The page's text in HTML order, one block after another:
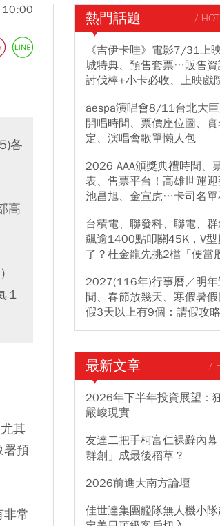
各
高
其
署預
非常
熱門話題 /
《吉伊卡哇》電影7/31上
城特典、預售套票…販售資
討伐棒+小卡必收、上映戲
aespa演唱會8/11台北大巨
開唱時間、票價座位圖、
定、演唱會歌單懶人包
2026 AAA頒獎典禮時間、
表、售票平台！高雄世運迎
池昌旭、金宣虎…卡司名單
台積電、聯發科、聯電、
飆逾1400點叩關45K，V型
了？杜金龍先挑2檔「便當
2027(116年)行事曆／明年
間、春節放幾天、寒假暑
假3天以上有9個：請假攻
最新文章 /
2026年下半年投資展望：
嚴峻現實
友達二把手柯富仁裸辭內
群創」成最後稻草？
2026前進大南方論壇
佳世達集團艦隊無人機小